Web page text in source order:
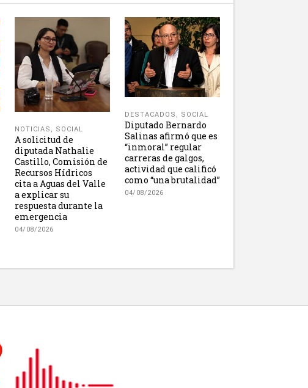
NOTICIAS , SOCIAL
A solicitud de
diputada Nathalie
Castillo, Comisión de
Recursos Hídricos
cita a Aguas del Valle
a explicar su
respuesta durante la
emergencia
04/08/2026
DESTACADOS , SOCIAL
Diputado Bernardo
Salinas afirmó que es
“inmoral” regular
carreras de galgos,
actividad que calificó
como “una brutalidad”
04/08/2026